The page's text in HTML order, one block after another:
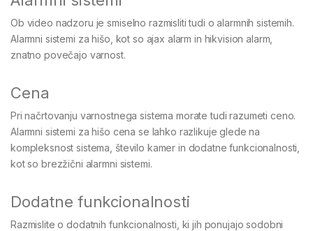
Ob video nadzoru je smiselno razmisliti tudi o alarmnih sistemih.
Alarmni sistemi za hišo, kot so ajax alarm in hikvision alarm,
znatno povečajo varnost.
Cena
Pri načrtovanju varnostnega sistema morate tudi razumeti ceno.
Alarmni sistemi za hišo cena se lahko razlikuje glede na
kompleksnost sistema, število kamer in dodatne funkcionalnosti,
kot so brezžični alarmni sistemi.
Dodatne funkcionalnosti
Razmislite o dodatnih funkcionalnosti, ki jih ponujajo sodobni